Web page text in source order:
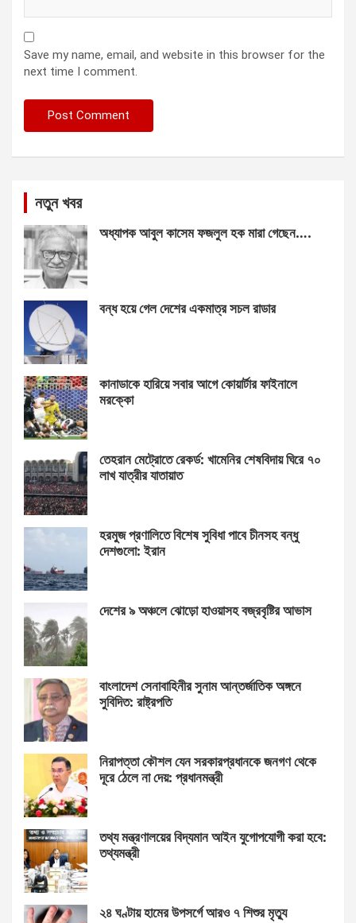
Save my name, email, and website in this browser for the
next time I comment.
নতুন খবর
অধ্যাপক আবুল কাসেম ফজলুল হক মারা গেছেন….
বন্ধ হয়ে গেল দেশের একমাত্র সচল রাডার
কানাডাকে হারিয়ে সবার আগে কোয়ার্টার ফাইনালে
মরক্কো
তেহরান মেট্রোতে রেকর্ড: খামেনির শেষবিদায় ঘিরে ৭০
লাখ যাত্রীর যাতায়াত
হরমুজ প্রণালিতে বিশেষ সুবিধা পাবে চীনসহ বন্ধু
দেশগুলো: ইরান
দেশের ৯ অঞ্চলে ঝোড়ো হাওয়াসহ বজ্রবৃষ্টির আভাস
বাংলাদেশ সেনাবাহিনীর সুনাম আন্তর্জাতিক অঙ্গনে
সুবিদিত: রাষ্ট্রপতি
নিরাপত্তা কৌশল যেন সরকারপ্রধানকে জনগণ থেকে
দূরে ঠেলে না দেয়: প্রধানমন্ত্রী
তথ্য মন্ত্রণালয়ের বিদ্যমান আইন যুগোপযোগী করা হবে:
তথ্যমন্ত্রী
২৪ ঘণ্টায় হামের উপসর্গে আরও ৭ শিশুর মৃত্যু